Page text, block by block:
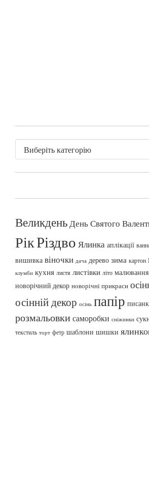
ВеликденьДень Святого
РікРіздво Ялинка аплікації
вишивка віночки дача дерево зима картон
клумби кухня листя листівки літо малювання
новорічний декор новорічні прикраси
осінній декор осінь папір
розмальовки саморобки сніжинки
текстиль торт фетр шаблони шишки